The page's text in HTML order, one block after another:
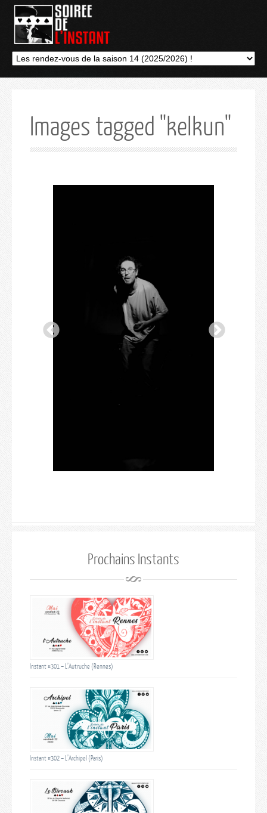
Images tagged "kelkun"
Prochains Instants
Instant #301 – L’Autruche (Rennes)
Instant #302 – L’Archipel (Paris)